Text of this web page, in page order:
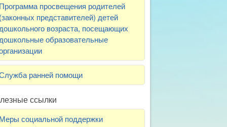
просвещения родителей
представителей) детей
возраста, посещающих
образовательные
ранней помощи
ссылки
социальной поддержки